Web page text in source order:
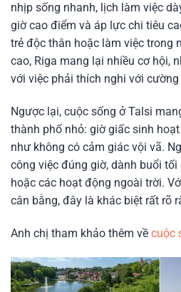
nhịp sống nhanh, lịch làm việc
giờ cao điểm và áp lực chi tiêu
trẻ độc thân hoặc làm việc trong
cao, Riga mang lại nhiều cơ hội,
với việc phải thích nghi với
Ngược lại, cuộc sống ở Talsi
thành phố nhỏ: giờ giấc sinh
như không có cảm giác vội vã.
công việc đúng giờ, dành buổi
hoặc các hoạt động ngoài trời.
cân bằng, đây là khác biệt rất rõ
Anh chị tham khảo thêm về cuộc